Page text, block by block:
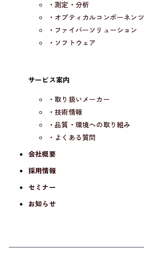
・測定・分析
・オプティカルコンポーネンツ
・ファイバーソリューション
・ソフトウェア
サービス案内
・取り扱いメーカー
・技術情報
・品質・環境への取り組み
・よくある質問
会社概要
採用情報
セミナー
お知らせ